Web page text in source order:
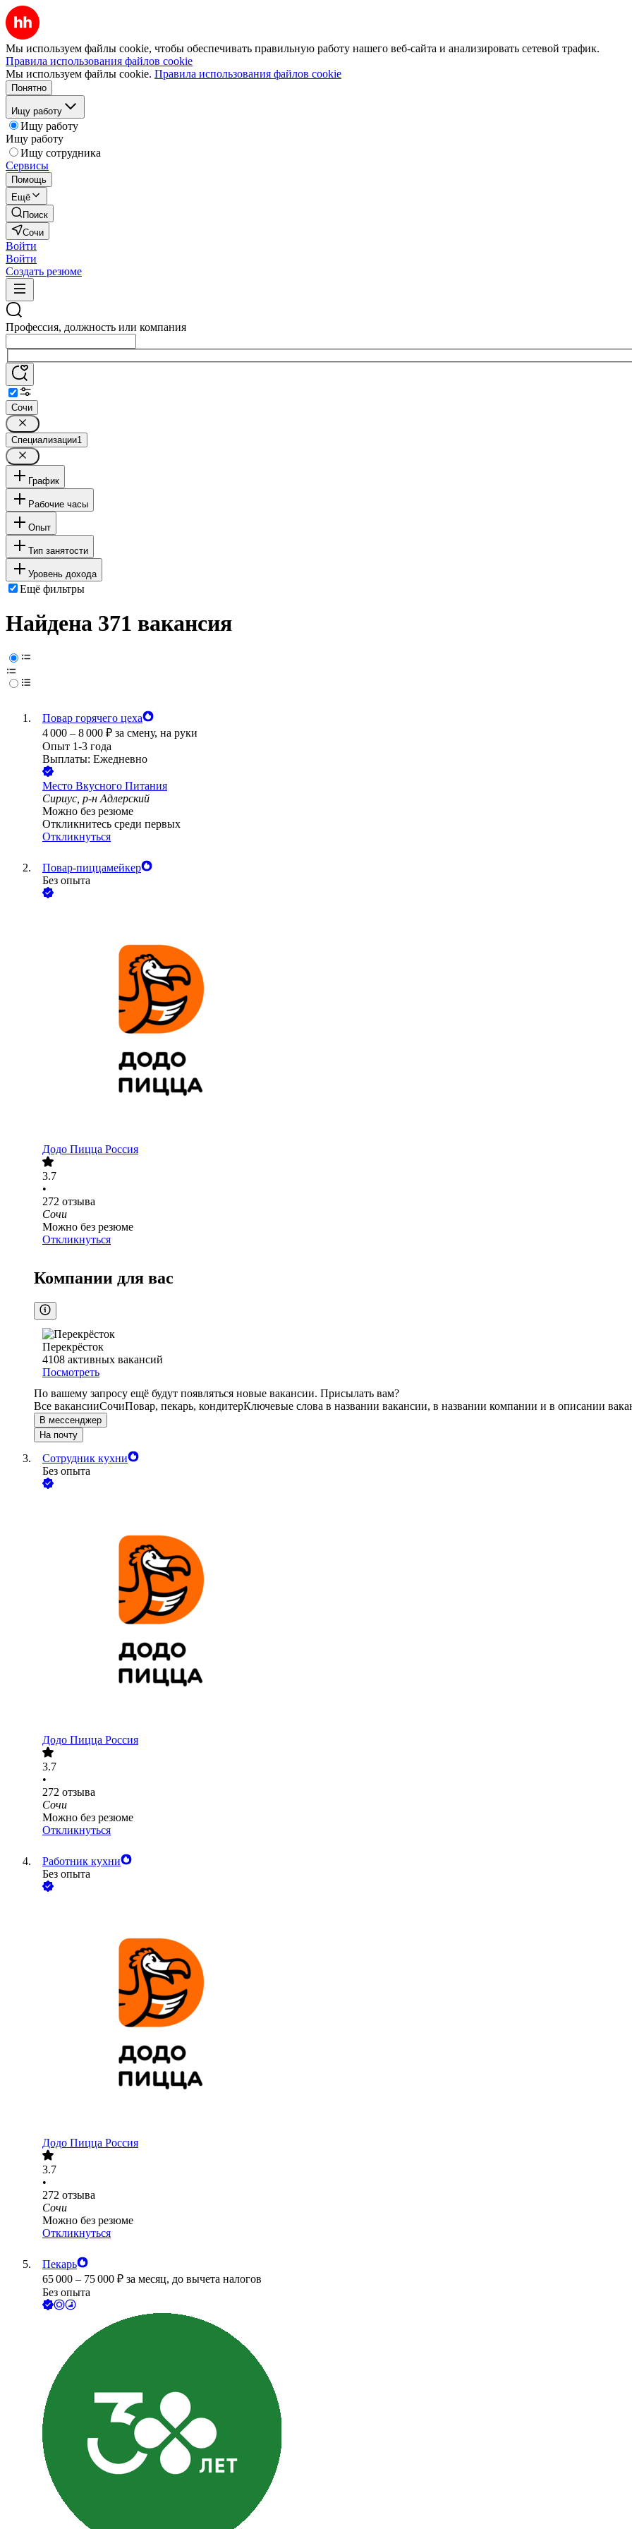
Мы используем файлы cookie, чтобы обеспечивать правильную работу нашего веб-сайта и анализировать сетевой трафик.
Правила использования файлов cookie
Мы используем файлы cookie. Правила использования файлов cookie
Понятно
Ищу работу
Ищу работу
Ищу работу
Ищу сотрудника
Сервисы
Помощь
Ещё
Поиск
Сочи
Войти
Войти
Создать резюме
Профессия, должность или компания
Сочи
Специализации1
График
Рабочие часы
Опыт
Тип занятости
Уровень дохода
Ещё фильтры
Найдена 371 вакансия
Повар горячего цеха
4 000 – 8 000 ₽ за смену, на руки
Опыт 1-3 года
Выплаты: Ежедневно
Место Вкусного Питания
Сириус, р-н Адлерский
Можно без резюме
Откликнитесь среди первых
Откликнуться
Повар-пиццамейкер
Без опыта
Додо Пицца Россия
3.7
•
272 отзыва
Сочи
Можно без резюме
Откликнуться
Компании для вас
Перекрёсток
4108 активных вакансий
Посмотреть
По вашему запросу ещё будут появляться новые вакансии. Присылать вам?
Все вакансииСочиПовар, пекарь, кондитерКлючевые слова в названии вакансии, в названии компании и в описании
В мессенджер
На почту
Сотрудник кухни
Без опыта
Додо Пицца Россия
3.7
•
272 отзыва
Сочи
Можно без резюме
Откликнуться
Работник кухни
Без опыта
Додо Пицца Россия
3.7
•
272 отзыва
Сочи
Можно без резюме
Откликнуться
Пекарь
65 000 – 75 000 ₽ за месяц, до вычета налогов
Без опыта